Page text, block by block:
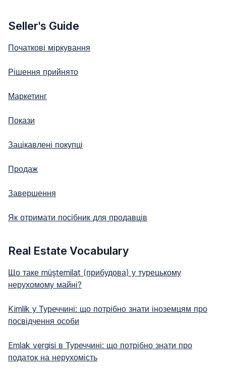
Seller's Guide
Початкові міркування
Рішення прийнято
Маркетинг
Покази
Зацікавлені покупці
Продаж
Завершення
Як отримати посібник для продавців
Real Estate Vocabulary
Що таке müştemilat (прибудова) у турецькому
нерухомому майні?
Kimlik у Туреччині: що потрібно знати іноземцям про
посвідчення особи
Emlak vergisi в Туреччині: що потрібно знати про
податок на нерухомість